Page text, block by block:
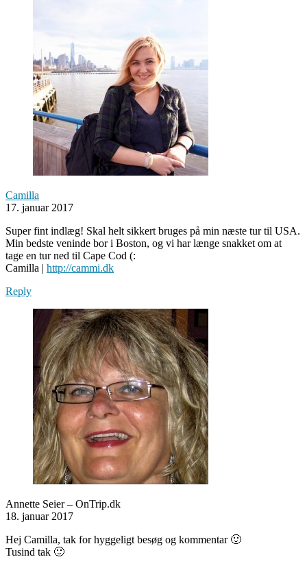
Camilla
17. januar 2017
Super fint indlæg! Skal helt sikkert bruges på min næste tur til USA.
Min bedste veninde bor i Boston, og vi har længe snakket om at
tage en tur ned til Cape Cod (:
Camilla | http://cammi.dk
Reply
Annette Seier – OnTrip.dk
18. januar 2017
Hej Camilla, tak for hyggeligt besøg og kommentar 🙂
Tusind tak 🙂